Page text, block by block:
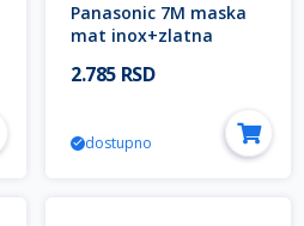
Panasonic 7M maska
mat inox+zlatna
Thea SISTEMA
2.785 RSD
dostupno